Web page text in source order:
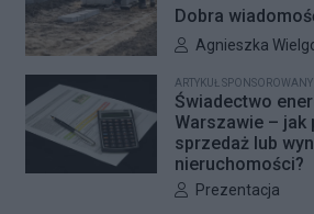
Dobra
Woli i Żoliborza.
remonty
i rowerzystów.
przetargach
jeśli wszystko
z planem, nowe
Autor artykułu:
Agnieszka
ARTYKUŁ SPONSOROWANY
Świadectwo
Warszawie – jak
sprzedaż lub
nieruchomości?
Autor artykułu:
Prezentacja